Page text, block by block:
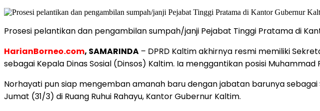
Prosesi pelantikan dan pengambilan sumpah/janji Pejabat Tinggi Pratama di
HarianBorneo.com, SAMARINDA – DPRD Kaltim akhirnya resmi memiliki
sebagai Kepala Dinas Sosial (Dinsos) Kaltim. Ia menggantikan posisi
Norhayati pun siap mengemban amanah baru dengan jabatan barunya
Jumat (31/3) di Ruang Ruhui Rahayu, Kantor Gubernur Kaltim.